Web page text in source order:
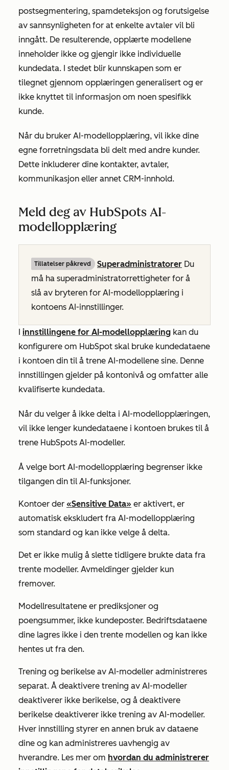
postsegmentering, spamdeteksjon og forutsigelse
av sannsynligheten for at enkelte avtaler vil bli
inngått. De resulterende, opplærte modellene
inneholder ikke og gjengir ikke individuelle
kundedata. I stedet blir kunnskapen som er
tilegnet gjennom opplæringen generalisert og er
ikke knyttet til informasjon om noen spesifikk
kunde.
Når du bruker AI-modellopplæring, vil ikke dine
egne forretningsdata bli delt med andre kunder.
Dette inkluderer dine kontakter, avtaler,
kommunikasjon eller annet CRM-innhold.
Meld deg av HubSpots AI-
modellopplæring
Tillatelser påkrevd Superadministratorer Du
må ha superadministratorrettigheter for å
slå av bryteren for AI-modellopplæring i
kontoens AI-innstillinger.
I innstillingene for AI-modellopplæring kan du
konfigurere om HubSpot skal bruke kundedataene
i kontoen din til å trene AI-modellene sine. Denne
innstillingen gjelder på kontonivå og omfatter alle
kvalifiserte kundedata.
Når du velger å ikke delta i AI-modellopplæringen,
vil ikke lenger kundedataene i kontoen brukes til å
trene HubSpots AI-modeller.
Å velge bort AI-modellopplæring begrenser ikke
tilgangen din til AI-funksjoner.
Kontoer der «Sensitive Data» er aktivert, er
automatisk ekskludert fra AI-modellopplæring
som standard og kan ikke velge å delta.
Det er ikke mulig å slette tidligere brukte data fra
trente modeller. Avmeldinger gjelder kun
fremover.
Modellresultatene er prediksjoner og
poengsummer, ikke kundeposter. Bedriftsdataene
dine lagres ikke i den trente modellen og kan ikke
hentes ut fra den.
Trening og berikelse av AI-modeller administreres
separat. Å deaktivere trening av AI-modeller
deaktiverer ikke berikelse, og å deaktivere
berikelse deaktiverer ikke trening av AI-modeller.
Hver innstilling styrer en annen bruk av dataene
dine og kan administreres uavhengig av
hverandre. Les mer om hvordan du administrerer